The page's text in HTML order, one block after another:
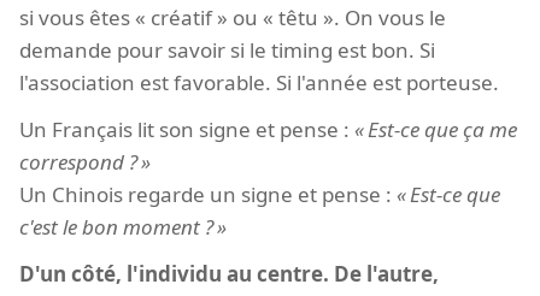
si vous êtes « créatif » ou « têtu ». On vous le
demande pour savoir si le timing est bon. Si
l'association est favorable. Si l'année est porteuse.
Un Français lit son signe et pense :
Est-ce que ça me
correspond ?
Un Chinois regarde un signe et pense :
Est-ce que
c'est le bon moment ?
D'un côté, l'individu au centre. De l'autre,